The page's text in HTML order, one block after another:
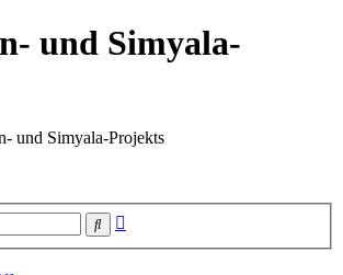
und Simyala-
und Simyala-Projekts
Suche